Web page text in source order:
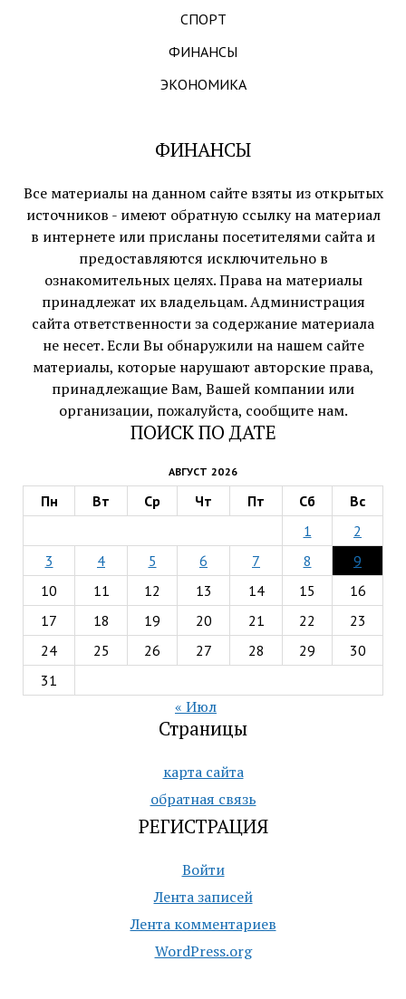
СПОРТ
ФИНАНСЫ
ЭКОНОМИКА
ФИНАНСЫ
Все материалы на данном сайте взяты из открытых
источников - имеют обратную ссылку на материал
в интернете или присланы посетителями сайта и
предоставляются исключительно в
ознакомительных целях. Права на материалы
принадлежат их владельцам. Администрация
сайта ответственности за содержание материала
не несет. Если Вы обнаружили на нашем сайте
материалы, которые нарушают авторские права,
принадлежащие Вам, Вашей компании или
организации, пожалуйста, сообщите нам.
ПОИСК ПО ДАТЕ
АВГУСТ 2026
Пн Вт Ср Чт Пт Сб
Вс
1
2
3
4 5 6 7 8
9
10
11 12 13 14 15
16
17
18 19 20 21 22
23
24
25 26 27 28 29
30
31
« Июл
Страницы
карта сайта
обратная связь
РЕГИСТРАЦИЯ
Войти
Лента записей
Лента комментариев
WordPress.org